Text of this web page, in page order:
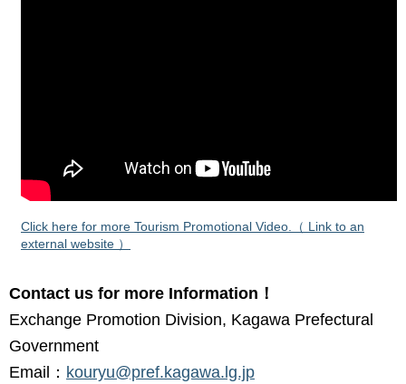
Click here for more Tourism Promotional Video.（ Link to an
external website ）
Contact us for more Information！
Exchange Promotion Division, Kagawa Prefectural
Government
Email： kouryu@pref.kagawa.lg.jp